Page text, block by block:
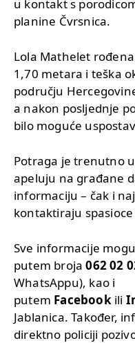
u kontakt s
planine Čvrsnica.
Lola Mathelet
1,70 metara i teška
području
a nakon posljednje
bilo moguće
Potraga je trenutno u
apeluju na građane
informaciju – čak i
kontaktiraju
Sve informacije
putem broja062 02
WhatsAppu), kao i
putem Facebookili
Jablanica. Također,
direktno policiji